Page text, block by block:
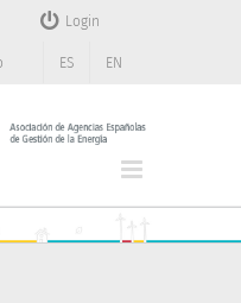
Login
ES EN